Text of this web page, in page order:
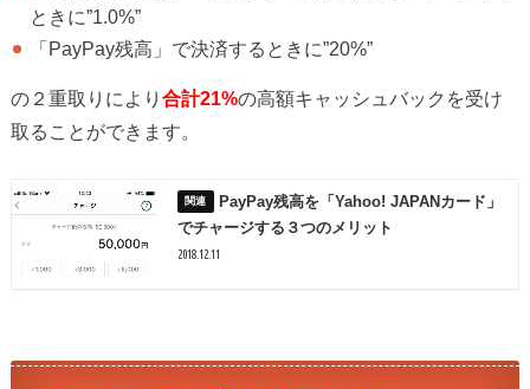
ときに”1.0%”
「PayPay残高」で決済するときに”20%”
の２重取りにより 合計21%の高額キャッシュバックを受け
取ることができます。
PayPay残高を「Yahoo! JAPANカード」
でチャージする３つのメリット
2018.12.11